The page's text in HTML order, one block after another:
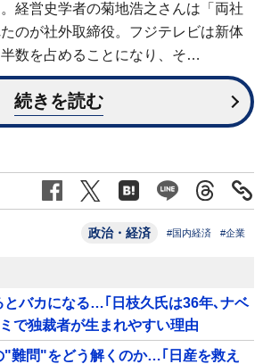
経営史学者の菊地浩之さんは「両社
のが社外取締役。フジテレビは新体
数を占めることになり、そ…
続きを読む
政治・経済 #国内経済 #企業
とバカになる…｢日枝久氏は36年､ナベ
で独裁者が生まれやすい理由
"難問"をどう解くのか…｢日産を救え